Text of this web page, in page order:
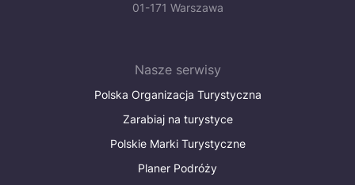
01-171 Warszawa
Nasze serwisy
Polska Organizacja Turystyczna
Zarabiaj na turystyce
Polskie Marki Turystyczne
Planer Podróży